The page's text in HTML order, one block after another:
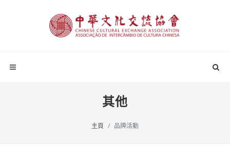
其他
主頁 品牌活動